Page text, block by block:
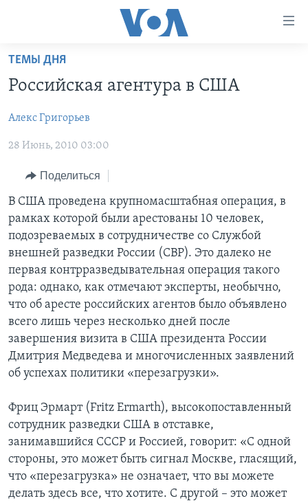
Перейти
основной
Перейти
навигации
поиск
АМЕРИКА
НОВОСТИ ЗА МИНУТУ
ИТОГИ
ПОЧЕМУ ЭТО ВАЖНО?
ДИСКУССИЯ VOA
ДЕТАЛИ
НЬЮ-ЙОРК NEW YORK
АМЕРИКА. БОЛЬШОЕ ПУТЕШЕСТВИЕ
ПРОЕКТЫ
УЧИМ АНГЛИЙСКИЙ
НАША АМЕРИКАНСКАЯ ИСТОРИЯ
А КАК В АМЕРИКЕ?
АРТЕФАКТЫ
АМЕРИКАНСКИЕ ГОРОДКИ
ТЕСТЫ
ЭКСПЕРТИЗА
ИНТЕРВЬЮ
ФАКТЫ ПРОТИВ ФЕЙКОВ
ЗА СВОБОДУ ПРЕССЫ
УЧИМ АНГЛИЙСКИЙ
ВИДЕО
ПОДПИСКА НА НОВОСТИ
Learning English
СОЦИАЛЬНЫЕ СЕТИ
Языки
ТЕМЫ ДНЯ
Российская агентура в США
Алекс Григорьев
28 Июнь, 2010 03:00
Поделиться
В США проведена крупномасштабная операция, в
рамках которой были арестованы 10 человек,
подозреваемых в сотрудничестве со Службой
внешней разведки России (СВР). Это далеко не
первая контрразведывательная операция такого
рода: однако, как отмечают эксперты, необычно,
что об аресте российских агентов было объявлено
всего лишь через несколько дней после
завершения визита в США президента России
Дмитрия Медведева и многочисленных заявлений
об успехах политики «перезагрузки».
Фриц Эрмарт (Fritz Ermarth), высокопоставленный
сотрудник разведки США в отставке,
занимавшийся СССР и Россией, говорит: «С одной
стороны, это может быть сигнал Москве, гласящий,
что «перезагрузка» не означает, что вы можете
делать здесь все, что хотите. С другой – это может